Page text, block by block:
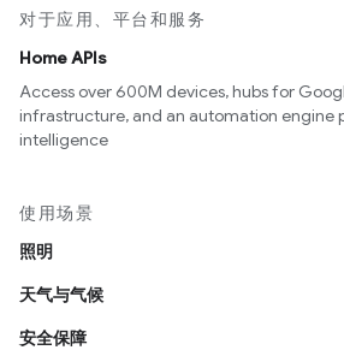
对于应用、平台和服务
Home APIs
Access over 600M devices, hubs for
infrastructure, and an automation engine
intelligence
使用场景
照明
天气与气候
安全保障